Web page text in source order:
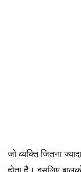
जो व्यक्ति जितना